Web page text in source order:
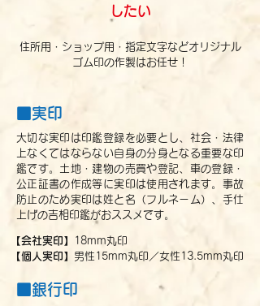
したい
住所用・ショップ用・指定文字などオリジナル
ゴム印の作製はお任せ！
■実印
大切な実印は印鑑登録を必要とし、社会・法律
上なくてはならない自身の分身となる重要な印
鑑です。土地・建物の売買や登記、車の登録・
公正証書の作成等に実印は使用されます。事故
防止のため実印は姓と名（フルネーム）、手仕
上げの吉相印鑑がおススメです。
【会社実印】
18mm丸印
【個人実印】 男性15mm丸印／女性13.5mm丸印
■銀行印